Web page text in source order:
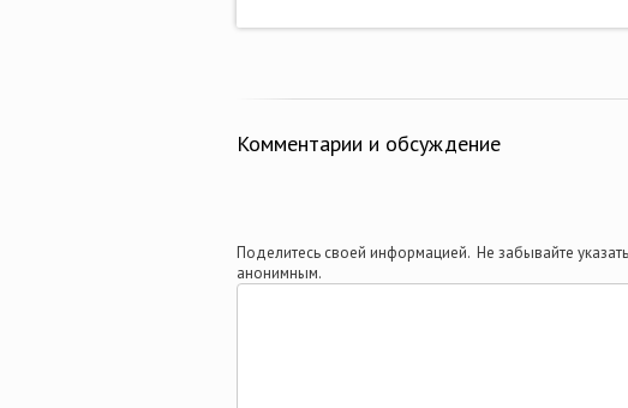
Комментарии и обсуждение
Поделитесь своей информацией. Не забывайте
анонимным.